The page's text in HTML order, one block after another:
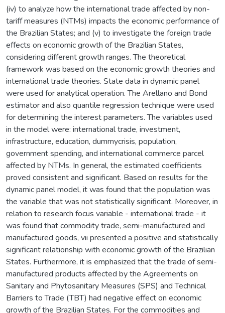
(iv) to analyze how the international trade affected by non-
tariff measures (NTMs) impacts the economic performance of
the Brazilian States; and (v) to investigate the foreign trade
effects on economic growth of the Brazilian States,
considering different growth ranges. The theoretical
framework was based on the economic growth theories and
international trade theories. State data in dynamic panel
were used for analytical operation. The Arellano and Bond
estimator and also quantile regression technique were used
for determining the interest parameters. The variables used
in the model were: international trade, investment,
infrastructure, education, dummycrisis, population,
government spending, and international commerce parcel
affected by NTMs. In general, the estimated coefficients
proved consistent and significant. Based on results for the
dynamic panel model, it was found that the population was
the variable that was not statistically significant. Moreover, in
relation to research focus variable - international trade - it
was found that commodity trade, semi-manufactured and
manufactured goods, vii presented a positive and statistically
significant relationship with economic growth of the Brazilian
States. Furthermore, it is emphasized that the trade of semi-
manufactured products affected by the Agreements on
Sanitary and Phytosanitary Measures (SPS) and Technical
Barriers to Trade (TBT) had negative effect on economic
growth of the Brazilian States. For the commodities and